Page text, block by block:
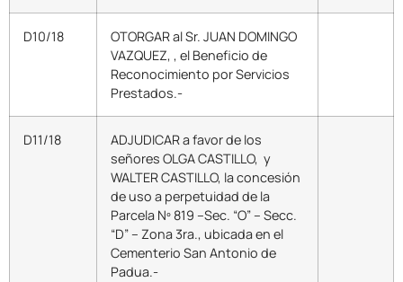
D10/18
OTORGAR al Sr. JUAN DOMINGO
VAZQUEZ, , el Beneficio de
Reconocimiento por Servicios
Prestados.-
D11/18
ADJUDICAR a favor de los
señores OLGA CASTILLO, y
WALTER CASTILLO, la concesión
de uso a perpetuidad de la
Parcela Nº 819 –Sec. “O” – Secc.
“D” – Zona 3ra., ubicada en el
Cementerio San Antonio de
Padua.-